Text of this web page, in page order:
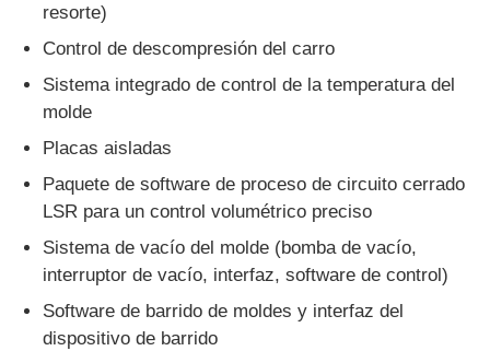
resorte)
Control de descompresión del carro
Sistema integrado de control de la temperatura del
molde
Placas aisladas
Paquete de software de proceso de circuito cerrado
LSR para un control volumétrico preciso
Sistema de vacío del molde (bomba de vacío,
interruptor de vacío, interfaz, software de control)
Software de barrido de moldes y interfaz del
dispositivo de barrido